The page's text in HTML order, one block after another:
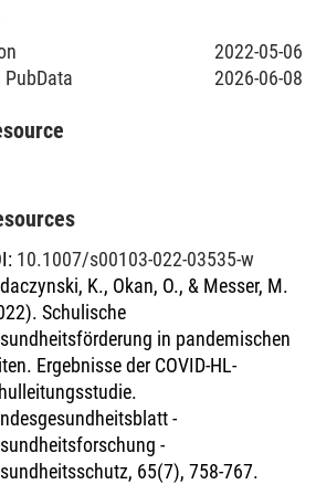
2022-05-06
2026-06-08
: 10.1007/s00103-022-03535-w
K., Okan, O., & Messer, M.
Schulische
in pandemischen
Ergebnisse der COVID-HL-
-
-
65(7), 758-767.